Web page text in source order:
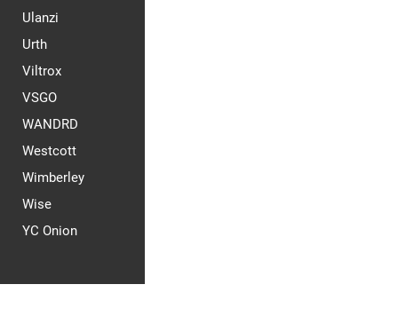
Ulanzi
Urth
Viltrox
VSGO
WANDRD
Westcott
Wimberley
Wise
YC Onion